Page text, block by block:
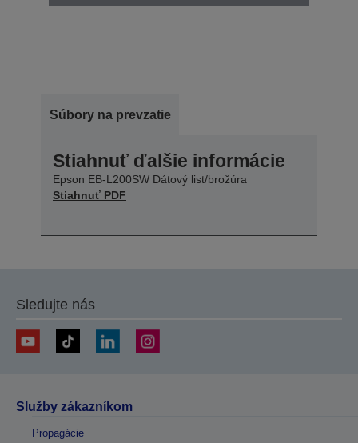
Súbory na prevzatie
Stiahnuť ďalšie informácie
Epson EB-L200SW Dátový list/brožúra
Stiahnuť PDF
Sledujte nás
Služby zákazníkom
Propagácie